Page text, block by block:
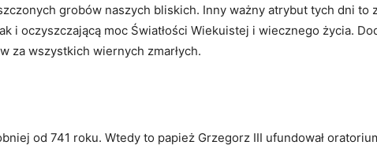
grobów naszych bliskich. Inny ważny atrybut tych dni to
i oczyszczającą moc Światłości Wiekuistej i wiecznego życia.
za wszystkich wiernych zmarłych.
od 741 roku. Wtedy to papież Grzegorz III ufundował